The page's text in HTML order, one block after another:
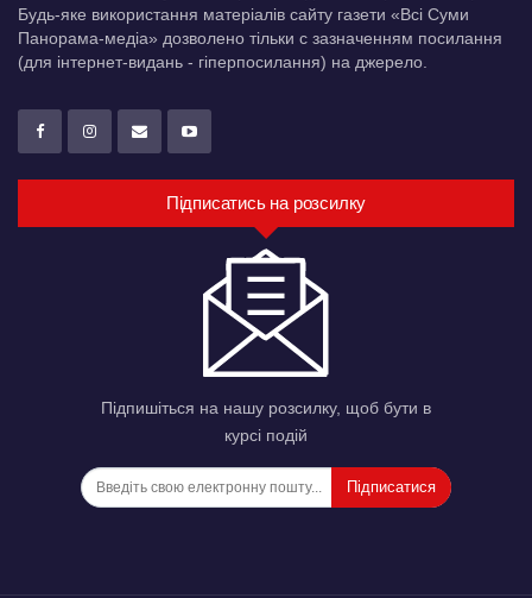
Будь-яке використання матеріалів сайту газети «Всі Суми
Панорама-медіа» дозволено тільки c зазначенням посилання
(для інтернет-видань - гіперпосилання) на джерело.
Підписатись на розсилку
Підпишіться на нашу розсилку, щоб бути в
курсі подій
Підписатися